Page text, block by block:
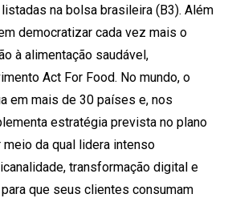
na bolsa brasileira (B3). Além
democratizar cada vez mais o
à alimentação saudável,
Act For Food. No mundo, o
em mais de 30 países e, nos
estratégia prevista no plano
meio da qual lidera intenso
transformação digital e
que seus clientes consumam